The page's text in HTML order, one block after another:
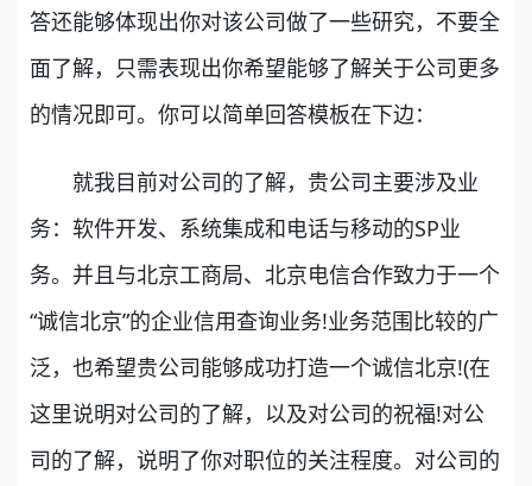
答还能够体现出你对该公司做了一些研究，不要全
面了解，只需表现出你希望能够了解关于公司更多
的情况即可。你可以简单回答模板在下边：
就我目前对公司的了解，贵公司主要涉及业
务：软件开发、系统集成和电话与移动的SP业
务。并且与北京工商局、北京电信合作致力于一个
“诚信北京”的企业信用查询业务!业务范围比较的广
泛，也希望贵公司能够成功打造一个诚信北京!(在
这里说明对公司的了解，以及对公司的祝福!对公
司的了解，说明了你对职位的关注程度。对公司的